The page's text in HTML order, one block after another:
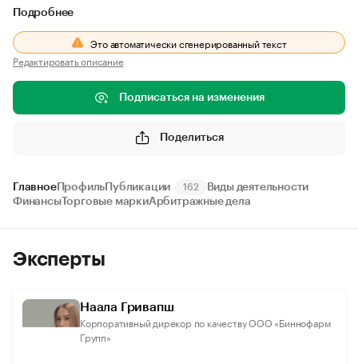
Подробнее
Это автоматически сгенерированный текст
Редактировать описание
Подписаться на изменения
Поделиться
ГлавноеПрофиль Публикации 162
Виды деятельности
ФинансыТорговые маркиАрбитражные дела
Эксперты
Наала Гривапш
Корпоративный дирекор по качеству ООО «Биннофарм
Групп»